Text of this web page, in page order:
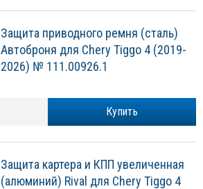
Защита приводного ремня (сталь)
Автоброня для Chery Tiggo 4 (2019-
2026) № 111.00926.1
Купить
Защита картера и КПП увеличенная
(алюминий) Rival для Chery Tiggo 4